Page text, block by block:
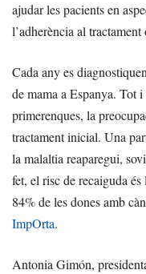
ajudar les pacients en
l’adherència al
Cada any es
de mama a Espanya. Tot
primerenques, la
tractament inicial. Una
la malaltia reaparegui,
fet, el risc de recaiguda
84% de les dones amb
ImpOrta.
Antonia Gimón,